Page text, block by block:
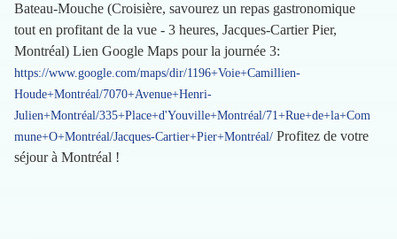
Bateau-Mouche (Croisière, savourez un repas gastronomique
tout en profitant de la vue - 3 heures, Jacques-Cartier Pier,
Montréal) Lien Google Maps pour la journée 3:
https://www.google.com/maps/dir/1196+Voie+Camillien-
Houde+Montréal/7070+Avenue+Henri-
Julien+Montréal/335+Place+d'Youville+Montréal/71+Rue+de+la+Com
mune+O+Montréal/Jacques-Cartier+Pier+Montréal/ Profitez de votre
séjour à Montréal !